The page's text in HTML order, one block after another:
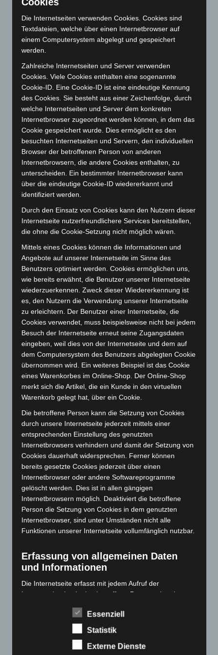
Mai 2026(99)
April 2026(99)
März 2026
Februar 2026(109)
Januar 2026 (122)
Dezember 2025(103)
November 2025(114)
Oktober 2025
(112)
September 2025(93)
August 2025(90)
Juli 2025
(90)
Juni 2025(103)
Mai 2025(112)
April 2025(88)
März 2025
(111)
Februar 2025
(96)
Januar 2025(88)
Dezember 2024(89)
November 2024
Oktober 2024(93)
September 2024(112)
August 2024(107)
Juli 2024(89)
Juni 2024(107)
Mai 2024(149)
April 2024(102)
(103)
Februar 2024(103)
Januar 2024(111)
Dezember 2023(130)
November 2023
(130)
Oktober 2023(114)
September 2023(133)
August 2023
(134)
Juli 2023(118)
Juni 2023(142)
April 2023(155)
März 2023
(174)
Februar 2023
(154)
(130)
(167)
(166)
Die Internetseiten verwenden Cookies. Cookies sind
Textdateien, welche über einen Internetbrowser auf
einem Computersystem abgelegt und gespeichert
werden.
Zahlreiche Internetseiten und Server verwenden
Cookies. Viele Cookies enthalten eine sogenannte
Cookie-ID. Eine Cookie-ID ist eine eindeutige Kennung
des Cookies. Sie besteht aus einer Zeichenfolge, durch
welche Internetseiten und Server dem konkreten
Internetbrowser zugeordnet werden können, in dem das
Cookie gespeichert wurde. Dies ermöglicht es den
besuchten Internetseiten und Servern, den individuellen
Browser der betroffenen Person von anderen
Internetbrowsern, die andere Cookies enthalten, zu
unterscheiden. Ein bestimmter Internetbrowser kann
über die eindeutige Cookie-ID wiedererkannt und
identifiziert werden.
Durch den Einsatz von Cookies kann den Nutzern dieser
Internetseite nutzerfreundlichere Services bereitstellen,
die ohne die Cookie-Setzung nicht möglich wären.
Mittels eines Cookies können die Informationen und
Angebote auf unserer Internetseite im Sinne des
Benutzers optimiert werden. Cookies ermöglichen uns,
wie bereits erwähnt, die Benutzer unserer Internetseite
wiederzuerkennen. Zweck dieser Wiedererkennung ist
es, den Nutzern die Verwendung unserer Internetseite
zu erleichtern. Der Benutzer einer Internetseite, die
Cookies verwendet, muss beispielsweise nicht bei jedem
Besuch der Internetseite erneut seine Zugangsdaten
eingeben, weil dies von der Internetseite und dem auf
dem Computersystem des Benutzers abgelegten Cookie
übernommen wird. Ein weiteres Beispiel ist das Cookie
eines Warenkorbes im Online-Shop. Der Online-Shop
merkt sich die Artikel, die ein Kunde in den virtuellen
Warenkorb gelegt hat, über ein Cookie.
Die betroffene Person kann die Setzung von Cookies
durch unsere Internetseite jederzeit mittels einer
entsprechenden Einstellung des genutzten
Internetbrowsers verhindern und damit der Setzung von
Cookies dauerhaft widersprechen. Ferner können
bereits gesetzte Cookies jederzeit über einen
Internetbrowser oder andere Softwareprogramme
gelöscht werden. Dies ist in allen gängigen
Internetbrowsern möglich. Deaktiviert die betroffene
Person die Setzung von Cookies in dem genutzten
Internetbrowser, sind unter Umständen nicht alle
Funktionen unserer Internetseite vollumfänglich nutzbar.
Erfassung von allgemeinen Daten
und Informationen
Die Internetseite erfasst mit jedem Aufruf der
Internetseite durch eine betroffene Person oder ein
Daten und Informationen. Diese allgemeinen Daten und
Informationen werden in den Logfiles des Servers
Browsertypen und Versionen, (2) das vom zugreifenden
Essenziell
Statistik
Externe Dienste